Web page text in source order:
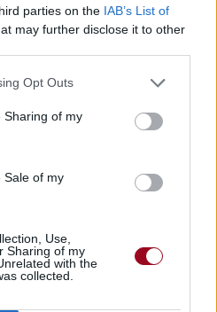
parties on the IAB’s List of
may further disclose it to other
Opt Outs
Sharing of my
Sale of my
Use,
Sharing of my
with the
collected.
la guitare chez
MP3 ou trouver le CD sur
musique ou une partition au
Vidéos